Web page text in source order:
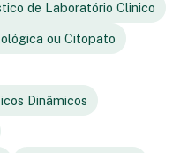
de Laboratório Clinico
ou Citopato
Dinâmicos